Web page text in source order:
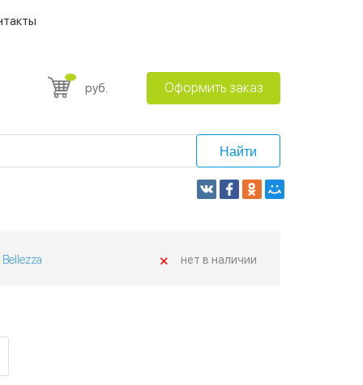
руб. Оформить заказ
Найти
Bellezza + нет в наличии